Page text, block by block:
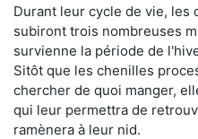
Durant leur cycle de vie, les
subiront trois nombreuses
survienne la période de
Sitôt que les chenilles
chercher de quoi manger,
qui leur permettra de
ramènera à leur nid.